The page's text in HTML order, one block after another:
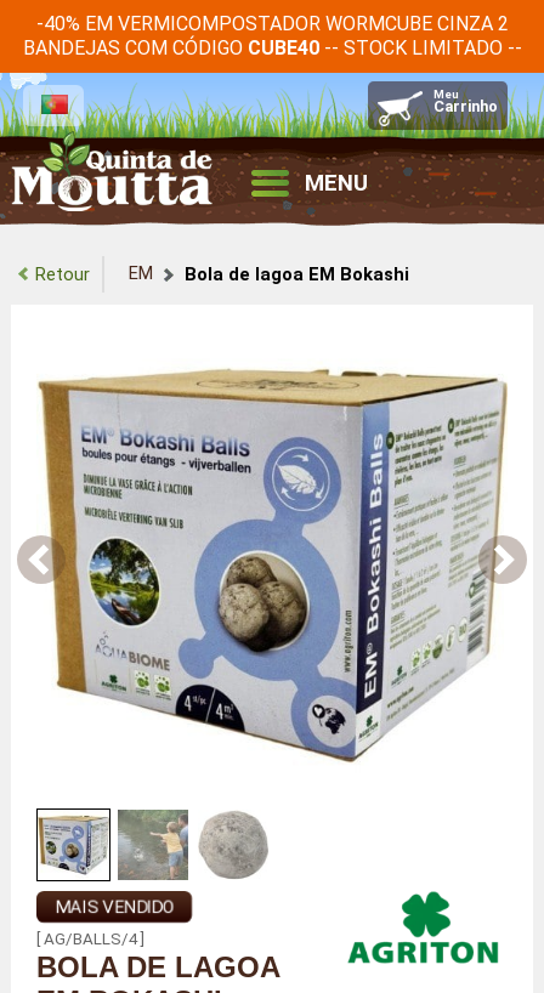
-40% EM VERMICOMPOSTADOR WORMCUBE CINZA 2
BANDEJAS COM CÓDIGO CUBE40-- STOCK LIMITADO --
MENU
Retour EM Bola de lagoa EM Bokashi
MAIS VENDIDO
[ AG/BALLS/4 ]
BOLA DE LAGOA